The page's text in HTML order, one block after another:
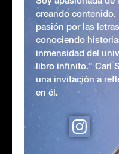
creando contenido.
pasión por las
conociendo
inmensidad del
libro infinito." Carl
una invitación a
en él.